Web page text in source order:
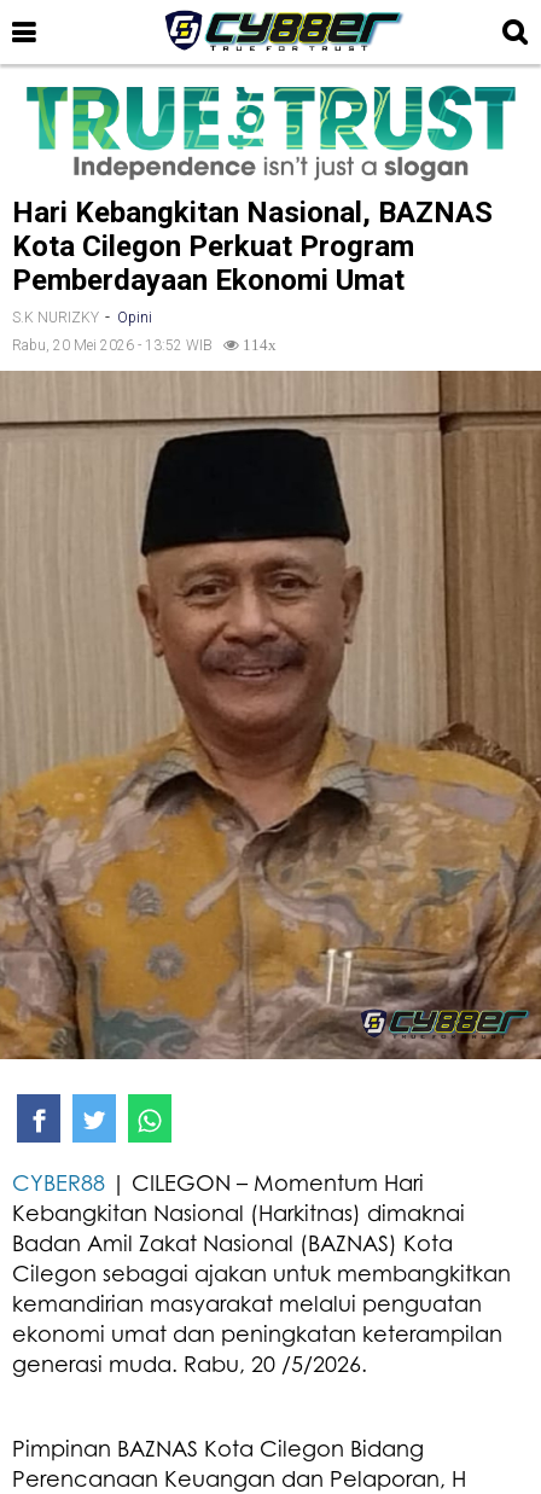
Hari Kebangkitan Nasional, BAZNAS
Kota Cilegon Perkuat Program
Pemberdayaan Ekonomi Umat
S.K NURIZKY - Opini
Rabu, 20 Mei 2026 - 13:52 WIB
114x
CYBER88 | CILEGON – Momentum Hari
Kebangkitan Nasional (Harkitnas) dimaknai
Badan Amil Zakat Nasional (BAZNAS) Kota
Cilegon sebagai ajakan untuk membangkitkan
kemandirian masyarakat melalui penguatan
ekonomi umat dan peningkatan keterampilan
generasi muda. Rabu, 20 /5/2026.
Pimpinan BAZNAS Kota Cilegon Bidang
Perencanaan Keuangan dan Pelaporan, H